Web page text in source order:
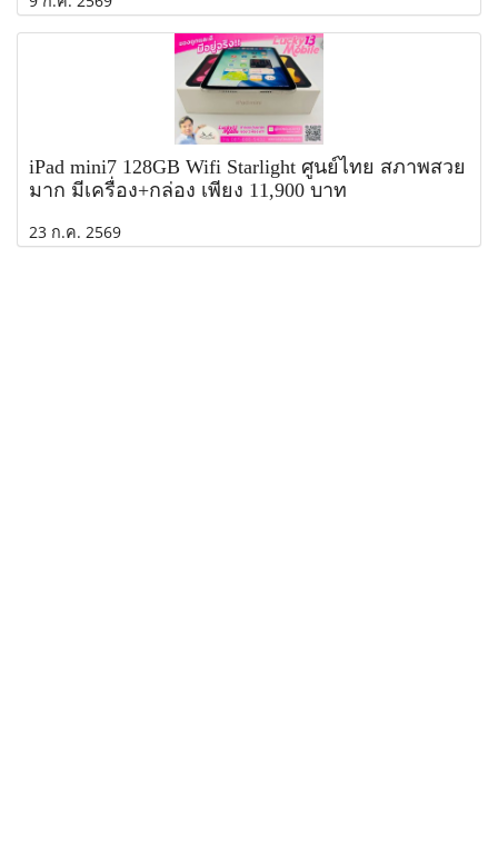
iPad mini7 128GB Wifi Starlight ศูนย์ไทย สภาพสวย
มาก มีเครื่อง+กล่อง เพียง 11,900 บาท
23 ก.ค. 2569